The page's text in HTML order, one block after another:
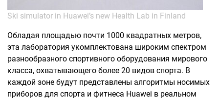
Ski simulator in Huawei’s new Health Lab in Finland
Обладая площадью почти 1000 квадратных метров,
эта лаборатория укомплектована широким спектром
разнообразного спортивного оборудования мирового
класса, охватывающего более 20 видов спорта. В
каждой зоне будут представлены алгоритмы носимых
приборов для спорта и фитнеса Huawei в реальном